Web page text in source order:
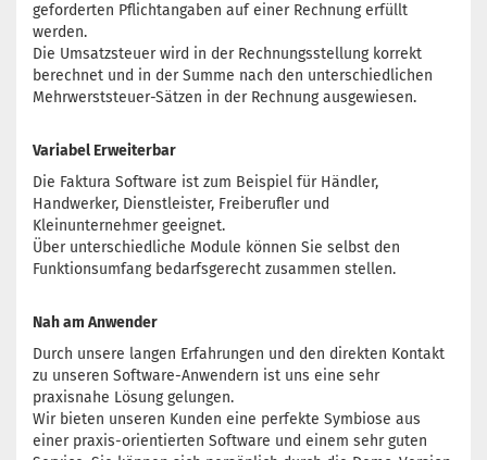
geforderten Pflichtangaben auf einer Rechnung erfüllt
werden.
Die Umsatzsteuer wird in der Rechnungsstellung korrekt
berechnet und in der Summe nach den unterschiedlichen
Mehrwerststeuer-Sätzen in der Rechnung ausgewiesen.
Variabel Erweiterbar
Die Faktura Software ist zum Beispiel für Händler,
Handwerker, Dienstleister, Freiberufler und
Kleinunternehmer geeignet.
Über unterschiedliche Module können Sie selbst den
Funktionsumfang bedarfsgerecht zusammen stellen.
Nah am Anwender
Durch unsere langen Erfahrungen und den direkten Kontakt
zu unseren Software-Anwendern ist uns eine sehr
praxisnahe Lösung gelungen.
Wir bieten unseren Kunden eine perfekte Symbiose aus
einer praxis-orientierten Software und einem sehr guten